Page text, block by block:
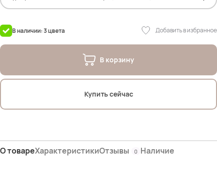
На фото модель
Олеся (брюнетка): Рост- 170см; ОГ- 105см; ОТ- 85см; ОБ- 114см
В наличии: 3 цвета Добавить в избранное
В корзину
Купить сейчас
О товареХарактеристикиОтзывы 0 Наличие